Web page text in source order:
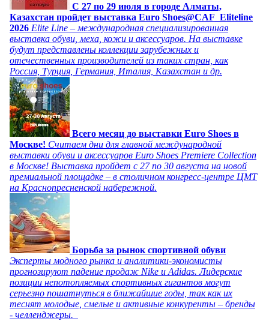
C 27 по 29 июля в городе Алматы,
Казахстан пройдет выставка Euro Shoes@CAF_Eliteline
2026 Elite Line – международная специализированная
выставка обуви, меха, кожи и аксессуаров. На выставке
будут представлены коллекции зарубежных и
отечественных производителей из таких стран, как
Россия, Турция, Германия, Италия, Казахстан и др.
Всего месяц до выставки Euro Shoes в
Москве! Считаем дни для главной международной
выставки обуви и аксессуаров Euro Shoes Premiere Collection
в Москве! Выставка пройдет с 27 по 30 августа на новой
премиальной площадке – в столичном конгресс-центре ЦМТ
на Краснопресненской набережной.
Борьба за рынок спортивной обуви
Эксперты модного рынка и аналитики-экономисты
прогнозируют падение продаж Nike и Adidas. Лидерские
позиции непотопляемых спортивных гигантов могут
серьезно пошатнуться в ближайшие годы, так как их
теснят молодые, смелые и активные конкуренты – бренды
- челленджеры.